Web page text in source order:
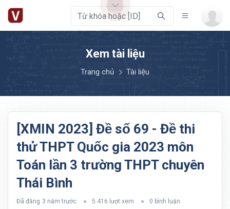
Xem tài liệu
Trang chủ Tài liệu
[XMIN 2023] Đề số 69 - Đề thi
thử THPT Quốc gia 2023 môn
Toán lần 3 trường THPT chuyên
Thái Bình
Đã đăng 3 năm trước 5.416 lượt xem 0 bình luận